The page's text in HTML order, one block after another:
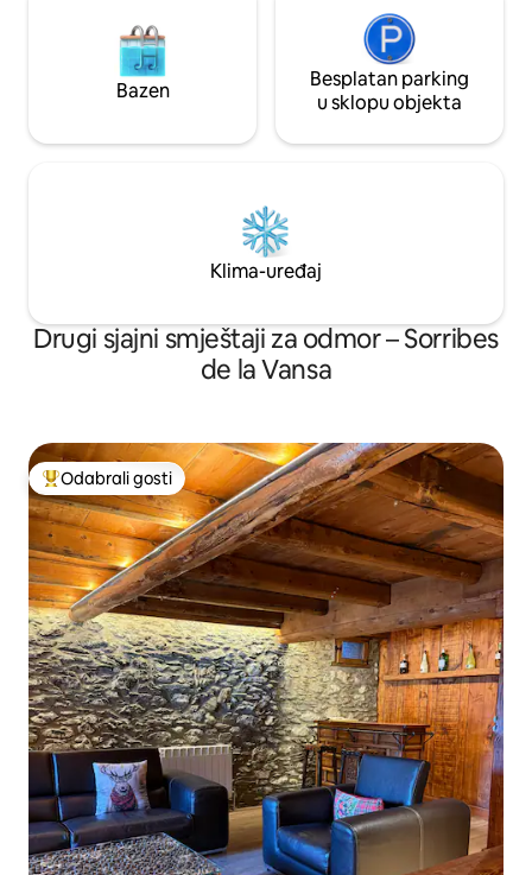
Bazen
Besplatan parking
u sklopu objekta
Klima-uređaj
Drugi sjajni smještaji za odmor – Sorribes
de la Vansa
Među najviše rangiranima s oznakom „Odabrali gosti”
Odabrali gosti